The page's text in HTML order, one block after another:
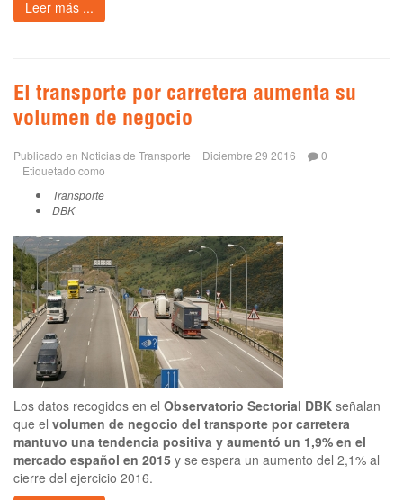
Leer más ...
El transporte por carretera aumenta su
volumen de negocio
Publicado en Noticias de Transporte Diciembre 29 2016
0
Etiquetado como
Transporte
DBK
Los datos recogidos en el Observatorio Sectorial DBK señalan
que el volumen de negocio del transporte por carretera
mantuvo una tendencia positiva y aumentó un 1,9% en el
mercado español en 2015 y se espera un aumento del 2,1% al
cierre del ejercicio 2016.